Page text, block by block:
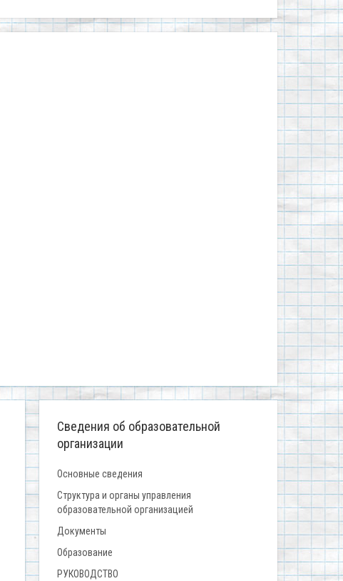
Сведения об образовательной
организации
Основные сведения
Структура и органы управления
образовательной организацией
Документы
Образование
РУКОВОДСТВО